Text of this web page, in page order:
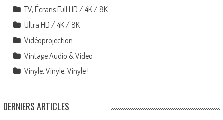
TV, Écrans Full HD / 4K / 8K
Ultra HD / 4K / 8K
Vidéoprojection
Vintage Audio & Video
Vinyle, Vinyle, Vinyle !
DERNIERS ARTICLES